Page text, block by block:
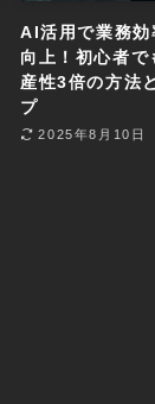
AI活用で業務効
向上！初心者で
産性3倍の方法
プ
2025年8月10日